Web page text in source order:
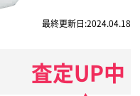
最終更新日:2024.04.18
査定UP中